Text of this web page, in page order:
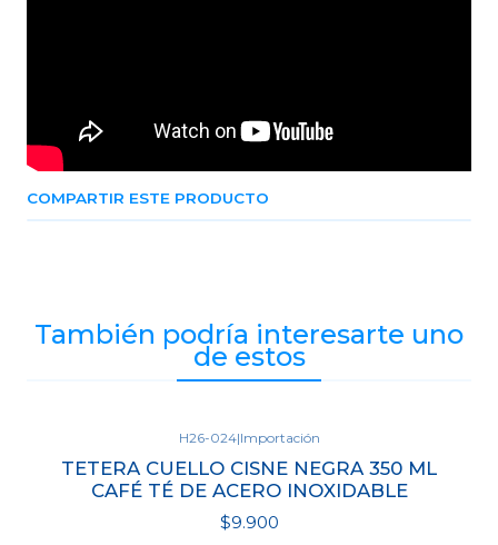
COMPARTIR ESTE PRODUCTO
También podría interesarte uno
de estos
H26-024|Importación
TETERA CUELLO CISNE NEGRA 350 ML
CAFÉ TÉ DE ACERO INOXIDABLE
$9.900